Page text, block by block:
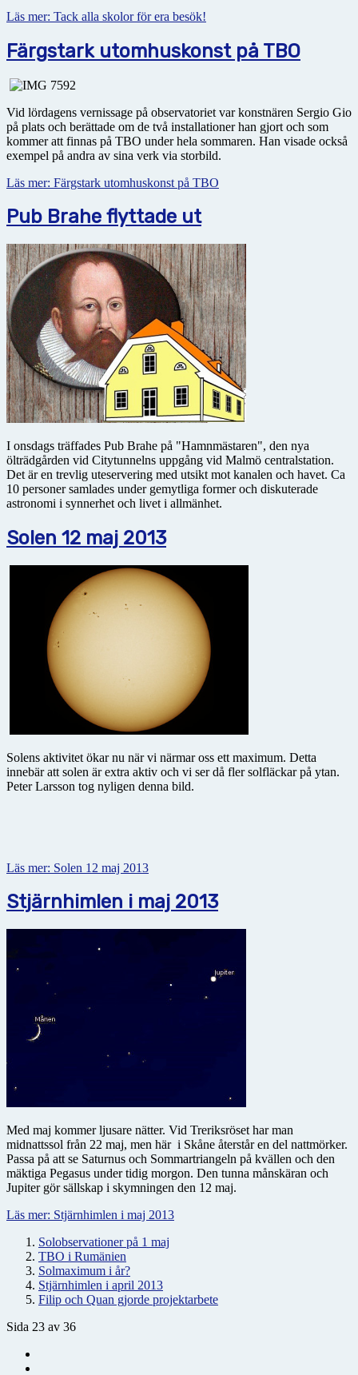
Läs mer: Tack alla skolor för era besök!
Färgstark utomhuskonst på TBO
Vid lördagens vernissage på observatoriet var konstnären Sergio Gio
på plats och berättade om de två installationer han gjort och som
kommer att finnas på TBO under hela sommaren. Han visade också
exempel på andra av sina verk via storbild.
Läs mer: Färgstark utomhuskonst på TBO
Pub Brahe flyttade ut
I onsdags träffades Pub Brahe på "Hamnmästaren", den nya
ölträdgården vid Citytunnelns uppgång vid Malmö centralstation.
Det är en trevlig uteservering med utsikt mot kanalen och havet. Ca
10 personer samlades under gemytliga former och diskuterade
astronomi i synnerhet och livet i allmänhet.
Solen 12 maj 2013
Solens aktivitet ökar nu när vi närmar oss ett maximum. Detta
innebär att solen är extra aktiv och vi ser då fler solfläckar på ytan.
Peter Larsson tog nyligen denna bild.
Läs mer: Solen 12 maj 2013
Stjärnhimlen i maj 2013
Med maj kommer ljusare nätter. Vid Treriksröset har man
midnattssol från 22 maj, men här i Skåne återstår en del nattmörker.
Passa på att se Saturnus och Sommartriangeln på kvällen och den
mäktiga Pegasus under tidig morgon. Den tunna månskäran och
Jupiter gör sällskap i skymningen den 12 maj.
Läs mer: Stjärnhimlen i maj 2013
Solobservationer på 1 maj
TBO i Rumänien
Solmaximum i år?
Stjärnhimlen i april 2013
Filip och Quan gjorde projektarbete
Sida 23 av 36